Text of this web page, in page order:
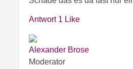
Antwort 1 Like
Alexander Brose
Moderator